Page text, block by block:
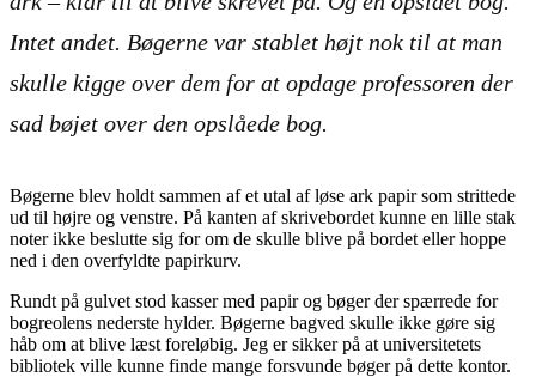
Intet andet. Bøgerne var stablet højt nok til at man
skulle kigge over dem for at opdage professoren der
sad bøjet over den opslåede bog.
Bøgerne blev holdt sammen af et utal af løse ark papir som strittede
ud til højre og venstre. På kanten af skrivebordet kunne en lille stak
noter ikke beslutte sig for om de skulle blive på bordet eller hoppe
ned i den overfyldte papirkurv.
Rundt på gulvet stod kasser med papir og bøger der spærrede for
bogreolens nederste hylder. Bøgerne bagved skulle ikke gøre sig
håb om at blive læst foreløbig. Jeg er sikker på at universitetets
bibliotek ville kunne finde mange forsvunde bøger på dette kontor.